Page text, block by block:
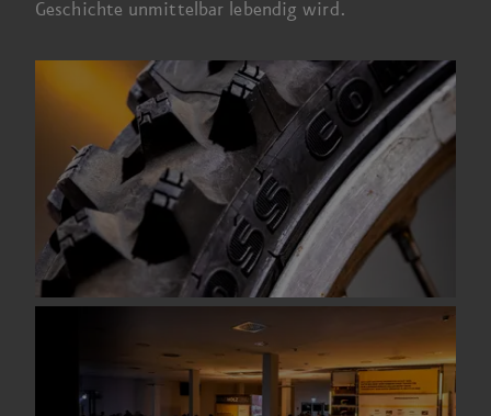
Geschichte unmittelbar lebendig wird.